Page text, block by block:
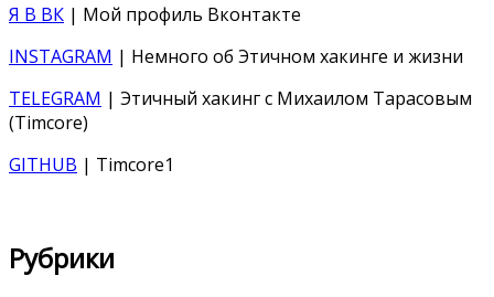
Я В ВК | Мой профиль Вконтакте
INSTAGRAM | Немного об Этичном хакинге и жизни
TELEGRAM | Этичный хакинг с Михаилом Тарасовым
(Timcore)
GITHUB | Timcore1
Рубрики